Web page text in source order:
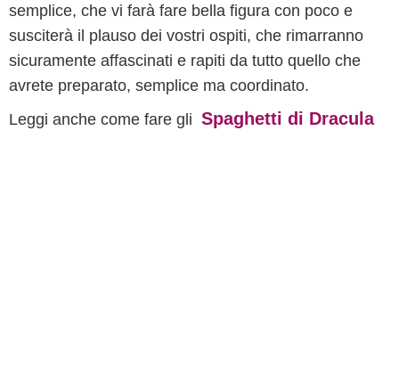
semplice, che vi farà fare bella figura con poco e
susciterà il plauso dei vostri ospiti, che rimarranno
sicuramente affascinati e rapiti da tutto quello che
avrete preparato, semplice ma coordinato.
Leggi anche come fare gli Spaghetti di Dracula